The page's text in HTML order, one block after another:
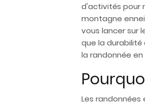
d'activités pour
montagne
vous lancer sur
que la
la randonnée
Les